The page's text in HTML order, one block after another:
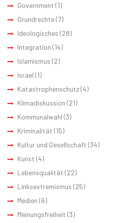
Government (1)
Grundrechte(7)
Ideologisches (28)
Integration (14)
Islamismus (2)
Israel (1)
Katastrophenschutz(4)
Klimadiskussion (21)
Kommunalwahl (3)
Kriminalität (15)
Kultur und Gesellschaft (34)
Kunst (4)
Lebensqualität (22)
Linksextremismus (25)
Medien (6)
Meinungsfreiheit (3)